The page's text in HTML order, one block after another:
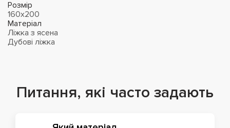
Розмір
160х200
Матеріал
Ліжка з ясена
Дубові ліжка
Питання, які часто задають